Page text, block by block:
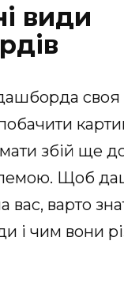
види
своя
збій ще
Щоб
вас, варто
і чим вони